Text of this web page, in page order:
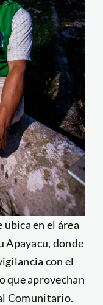
ubica en el área
Apayacu, donde
con el
que aprovechan
Comunitario.